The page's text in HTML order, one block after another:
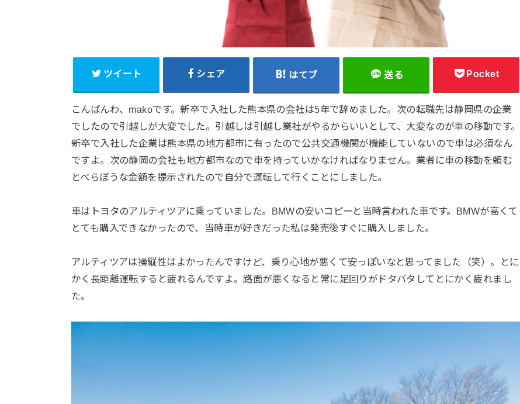
ツイート シェア はてブ 送る Pocket
こんばんわ、makoです。新卒で入社した熊本県の会社は5年で辞めました。次の転職先は静岡県の企業
でしたので引越しが大変でした。引越しは引越し業社がやるからいいとして、大変なのが車の移動です。
新卒で入社した企業は熊本県の地方都市に有ったので公共交通機関が機能していないので車は必須なん
ですよ。次の静岡の会社も地方都市なので車を持っていかなければなりません。業者に車の移動を頼む
とべらぼうな金額を提示されたので自分で運転して行くことにしました。
車はトヨタのアルティツアに乗っていました。BMWの安いコピーと当時言われた車です。BMWが高くて
とても購入できなかったので、当時車が好きだった私は発売後すぐに購入しました。
アルティツアは操縦性はよかったんですけど、乗り心地が悪くて安っぽいなと思ってました（笑）。とに
かく長距離運転すると疲れるんですよ。路面が悪くなると常に足回りがドタバタしてとにかく疲れまし
た。